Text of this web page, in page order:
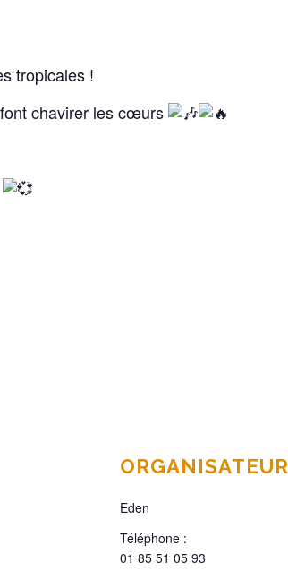
tropicales !
chavirer les cœurs
ORGANISATEUR
Eden
Téléphone :
01 85 51 05 93